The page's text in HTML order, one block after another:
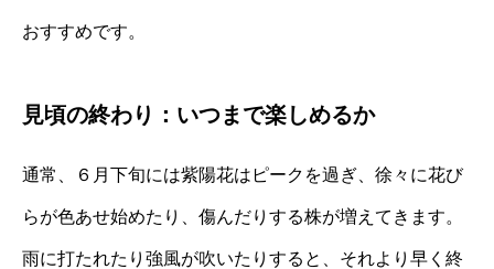
おすすめです。
見頃の終わり：いつまで楽しめるか
通常、６月下旬には紫陽花はピークを過ぎ、徐々に花び
らが色あせ始めたり、傷んだりする株が増えてきます。
雨に打たれたり強風が吹いたりすると、それより早く終